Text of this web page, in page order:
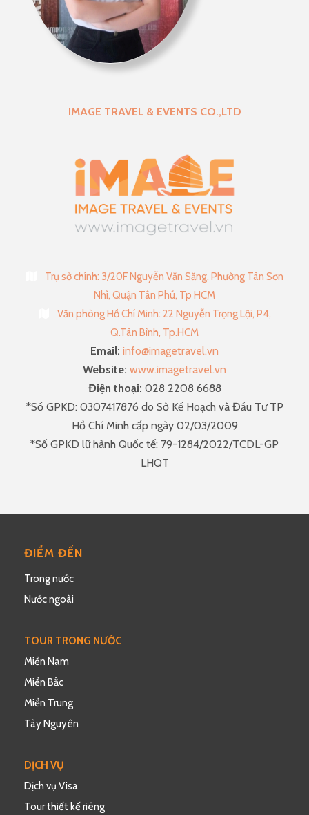
IMAGE TRAVEL & EVENTS CO.,LTD
Trụ sở chính: 3/20F Nguyễn Văn Săng, Phường Tân Sơn
Nhì, Quận Tân Phú, Tp HCM
Văn phòng Hồ Chí Minh: 22 Nguyễn Trọng Lội, P4,
Q.Tân Bình, Tp.HCM
Email: info@imagetravel.vn
Website: www.imagetravel.vn
Điện thoại: 028 2208 6688
*Số GPKD: 0307417876 do Sở Kế Hoạch và Đầu Tư TP
Hồ Chí Minh cấp ngày 02/03/2009
*Số GPKD lữ hành Quốc tế: 79-1284/2022/TCDL-GP
LHQT
ĐIỂM ĐẾN
Trong nước
Nước ngoài
TOUR TRONG NƯỚC
Miền Nam
Miền Bắc
Miền Trung
Tây Nguyên
DỊCH VỤ
Dịch vụ Visa
Tour thiết kế riêng